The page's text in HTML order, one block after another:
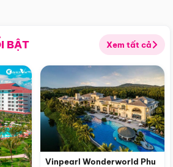
BẬT Xem tất cả
Vinpearl Wonderworld Phu